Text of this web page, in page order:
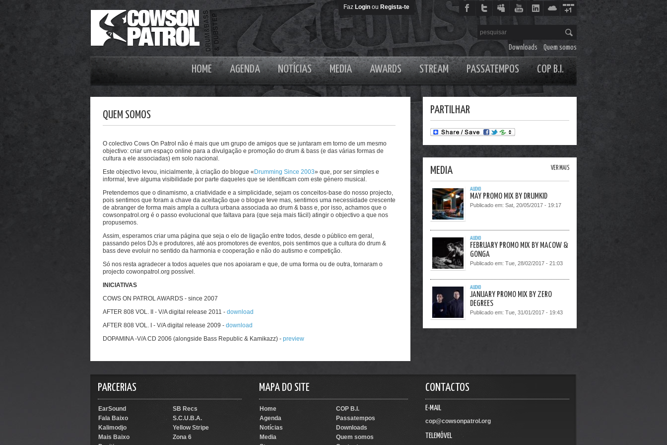
Faz Login ou Regista-te
Downloads Quem somos
HOME AGENDA NOTÍCIAS MEDIA AWARDS STREAM PASSATEMPOS COP B.I.
QUEM SOMOS
O colectivo Cows On Patrol não é mais que um grupo de amigos que se juntaram em torno de um mesmo
objectivo: criar um espaço online para a divulgação e promoção do drum & bass (e das várias formas de
cultura a ele associadas) em solo nacional.
Este objectivo levou, inicialmente, à criação do blogue «Drumming Since 2003» que, por ser simples e
informal, teve alguma visibilidade por parte daqueles que se identificam com este género musical.
Pretendemos que o dinamismo, a criatividade e a simplicidade, sejam os conceitos-base do nosso projecto,
pois sentimos que foram a chave da aceitação que o blogue teve mas, sentimos uma necessidade crescente
de abranger de forma mais ampla a cultura urbana associada ao drum & bass e, por isso, achamos que o
cowsonpatrol.org é o passo evolucional que faltava para (que seja mais fácil) atingir o objectivo a que nos
propusemos.
Assim, esperamos criar uma página que seja o elo de ligação entre todos, desde o público em geral,
passando pelos DJs e produtores, até aos promotores de eventos, pois sentimos que a cultura do drum &
bass deve evoluir no sentido da harmonia e cooperação e não do autismo e competição.
Só nos resta agradecer a todos aqueles que nos apoiaram e que, de uma forma ou de outra, tornaram o
projecto cowonpatrol.org possível.
INICIATIVAS
COWS ON PATROL AWARDS - since 2007
AFTER 808 VOL. II - V/A digital release 2011 - download
AFTER 808 VOL. I - V/A digital release 2009 - download
DOPAMINA -V/A CD 2006 (alongside Bass Republic & Kamikazz) - preview
PARTILHAR
MEDIA VER MAIS
AUDIO
MAY PROMO MIX BY DRUMKID
Publicado em: Sat, 20/05/2017 - 19:17
AUDIO
FEBRUARY PROMO MIX BY MACOW &
GONGA
Publicado em: Tue, 28/02/2017 - 21:03
AUDIO
JANUARY PROMO MIX BY ZERO
DEGREES
Publicado em: Tue, 31/01/2017 - 19:43
PARCERIAS
EarSound
SB Recs
Fala Baixo
S.C.U.B.A.
Kalimodjo
Yellow Stripe
Mais Baixo
Zona 6
MAPA DO SITE
Home
COP B.I.
Agenda
Passatempos
Notícias
Downloads
Media
Quem somos
CONTACTOS
E-MAIL
cop@cowsonpatrol.org
TELEMÓVEL